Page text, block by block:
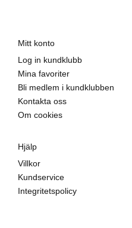
Mitt konto
Log in kundklubb
Mina favoriter
Bli medlem i kundklubben
Kontakta oss
Om cookies
Hjälp
Villkor
Kundservice
Integritetspolicy